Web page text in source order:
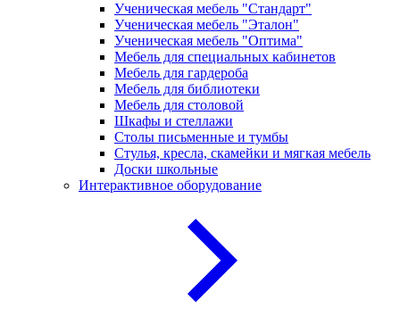
Ученическая мебель "Стандарт"
Ученическая мебель "Эталон"
Ученическая мебель "Оптима"
Мебель для специальных кабинетов
Мебель для гардероба
Мебель для библиотеки
Мебель для столовой
Шкафы и стеллажи
Столы письменные и тумбы
Стулья, кресла, скамейки и мягкая мебель
Доски школьные
Интерактивное оборудование